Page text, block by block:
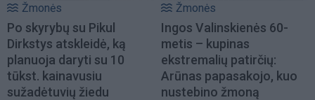
Žmonės
Po skyrybų su Pikul
Dirkstys atskleidė, ką
planuoja daryti su 10
tūkst. kainavusiu
sužadėtuvių žiedu
Žmonės
Ingos Valinskienės 60-
metis – kupinas
ekstremalių patirčių:
Arūnas papasakojo, kuo
nustebino žmoną